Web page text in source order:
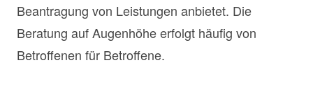
Beantragung von Leistungen anbietet. Die
Beratung auf Augenhöhe erfolgt häufig von
Betroffenen für Betroffene.